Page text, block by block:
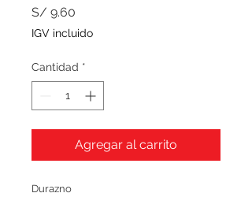
S/ 9.60
IGV incluido
Cantidad *
Agregar al carrito
Durazno